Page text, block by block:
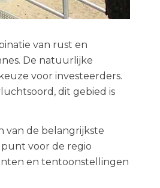
van rust en
De natuurlijke
voor investeerders.
dit gebied is
van de belangrijkste
voor de regio
en tentoonstellingen